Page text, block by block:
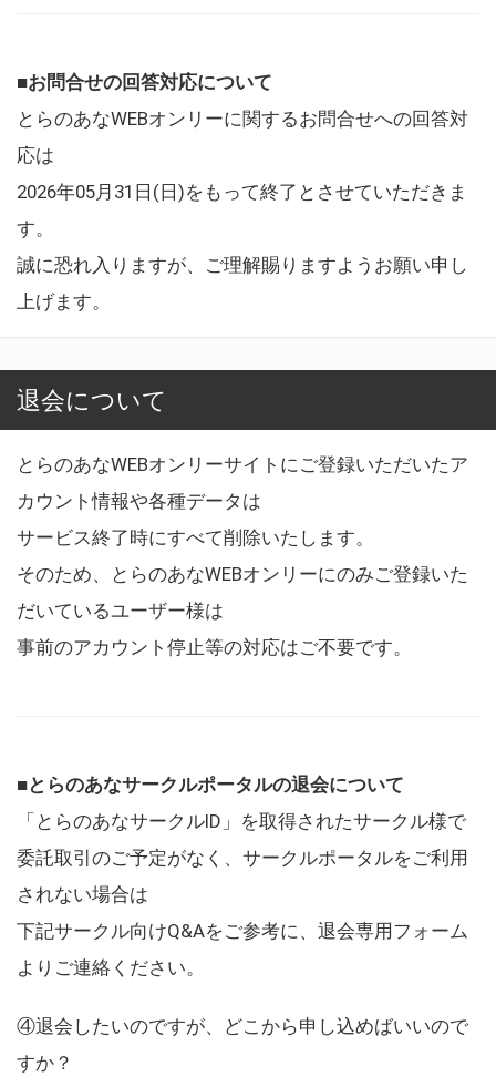
■お問合せの回答対応について
とらのあなWEBオンリーに関するお問合せへの回答対
応は
2026年05月31日(日)をもって終了とさせていただきま
す。
誠に恐れ入りますが、ご理解賜りますようお願い申し
上げます。
退会について
とらのあなWEBオンリーサイトにご登録いただいたア
カウント情報や各種データは
サービス終了時にすべて削除いたします。
そのため、とらのあなWEBオンリーにのみご登録いた
だいているユーザー様は
事前のアカウント停止等の対応はご不要です。
■とらのあなサークルポータルの退会について
「とらのあなサークルID」を取得されたサークル様で
委託取引のご予定がなく、サークルポータルをご利用
されない場合は
下記サークル向けQ&Aをご参考に、退会専用フォーム
よりご連絡ください。
④退会したいのですが、どこから申し込めばいいので
すか？